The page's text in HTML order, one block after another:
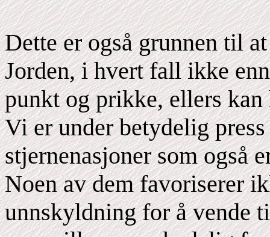
Dette er også grunnen til
Jorden, i hvert fall ikke
punkt og prikke, ellers
Vi er under betydelig
stjernenasjoner som også
Noen av dem favoriserer
unnskyldning for å vende